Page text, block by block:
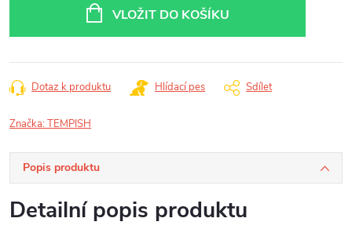
VLOŽIT DO KOŠÍKU
Dotaz k produktu Hlídací pes Sdílet
Značka:TEMPISH
Popis produktu
Detailní popis produktu